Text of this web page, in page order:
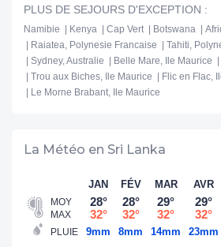
- Aucune boisson alcoolisée n'est servie
(pleine lune) et durant les jours fériés
- Visa électronique (ETA) : frais et
AU FRAMISSIMA HERITANCE
16/05/26. Avant et après ces dates, pas
- Réception ouverte 24h/24
- Check-in : 14h / Check-out : 12h
PLUS DE SEJOURS D'EXCEPTION :
Namibie Kenya Cap Vert Botswana
Raiatea, Polynesie Francaise
Tahiti,
Sydney, Australie
Belle Mare, Ile Maurice
Trou aux Biches, Ile Maurice
Flic en Flac,
Le Morne Brabant, Ile Maurice
La Météo en Sri Lanka
MOY
MAX
PLUIE
JAN
28°
32°
9mm
FÉV
28°
32°
8mm
MAR
29°
32°
14mm
AVR
29°
32°
23mm